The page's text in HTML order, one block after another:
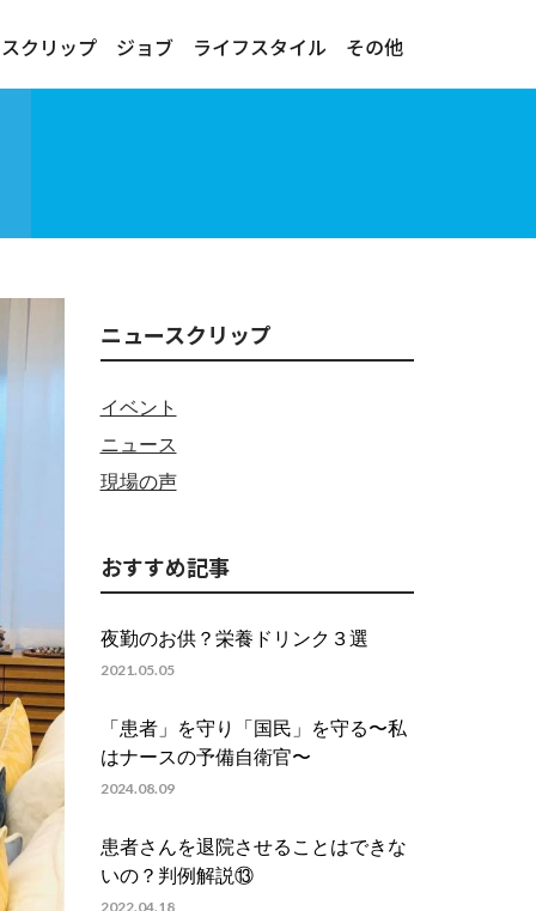
クリップ ジョブ ライフスタイル その他
ニュースクリップ
イベント
ニュース
現場の声
おすすめ記事
夜勤のお供？栄養ドリンク３選
2021.05.05
「患者」を守り「国民」を守る〜私
はナースの予備自衛官〜
2024.08.09
患者さんを退院させることはできな
いの？判例解説⑬
2022.04.18